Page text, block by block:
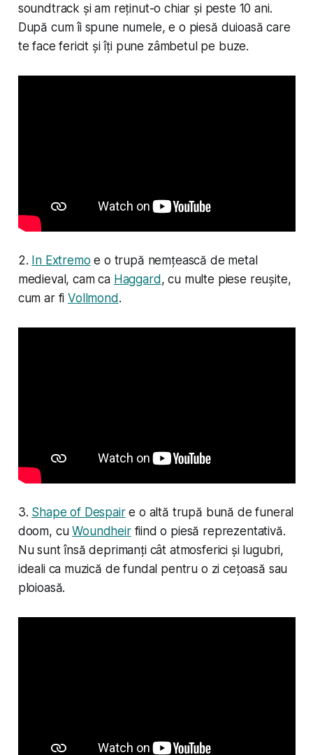
soundtrack și am reținut-o chiar și peste 10 ani.
După cum îi spune numele, e o piesă duioasă care
te face fericit și îți pune zâmbetul pe buze.
2. In Extremo e o trupă nemțească de metal
medieval, cam ca Haggard, cu multe piese reușite,
cum ar fiVollmond.
3. Shape of Despaire o altă trupă bună de funeral
doom, cuWoundheirfiind o piesă reprezentativă.
Nu sunt însă deprimanți cât atmosferici și lugubri,
ideali ca muzică de fundal pentru o zi cețoasă sau
ploioasă.